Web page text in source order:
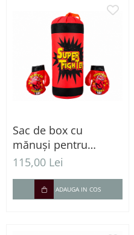
Sac de box cu
mănuși pentru
antrenament și joacă
115,00 Lei
ADAUGA IN COS